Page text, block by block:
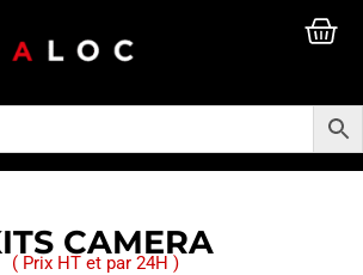
CAMERA
( Prix HT et par 24H )